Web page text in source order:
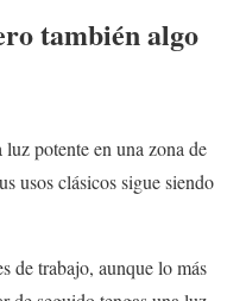
también algo
potente en una zona de
usos clásicos sigue siendo
de trabajo, aunque lo más